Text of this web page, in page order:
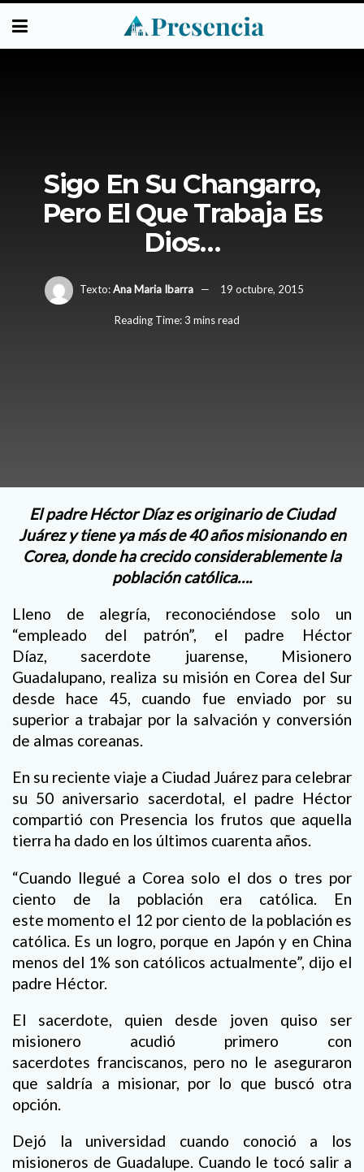
Sigo En Su Changarro,
Pero El Que Trabaja Es
Dios…
Texto:Ana Maria Ibarra 19 octubre, 2015
Reading Time: 3 mins read
El padre Héctor Díaz es originario de Ciudad
Juárez y tiene ya más de 40 años misionando en
Corea, donde ha crecido considerablemente la
población católica….
Lleno de alegría, reconociéndose solo un
“empleado del patrón”, el padre Héctor
Díaz, sacerdote juarense, Misionero
Guadalupano, realiza su misión en Corea del Sur
desde hace 45, cuando fue enviado por su
superior a trabajar por la salvación y conversión
de almas coreanas.
En su reciente viaje a Ciudad Juárez para celebrar
su 50 aniversario sacerdotal, el padre Héctor
compartió con Presencia los frutos que aquella
tierra ha dado en los últimos cuarenta años.
“Cuando llegué a Corea solo el dos o tres por
ciento de la población era católica. En
este momento el 12 por ciento de la población es
católica. Es un logro, porque en Japón y en China
menos del 1% son católicos actualmente”, dijo el
padre Héctor.
El sacerdote, quien desde joven quiso ser
misionero acudió primero con
sacerdotes franciscanos, pero no le aseguraron
que saldría a misionar, por lo que buscó otra
opción.
Dejó la universidad cuando conoció a los
misioneros de Guadalupe. Cuando le tocó salir a